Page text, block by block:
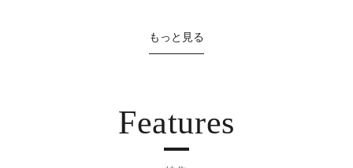
もっと見る
Features